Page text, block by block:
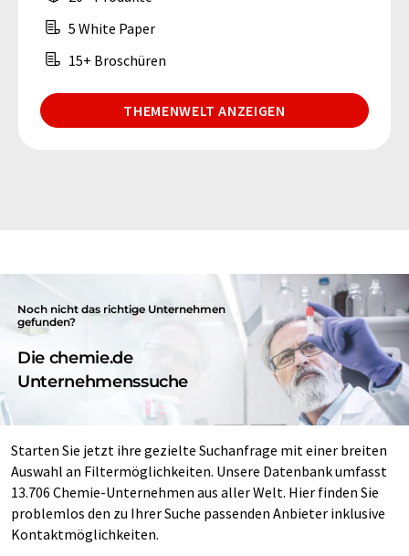
5 White Paper
15+ Broschüren
THEMENWELT ANZEIGEN
Noch nicht das richtige Unternehmen
gefunden?
Die chemie.de
Unternehmenssuche
Starten Sie jetzt ihre gezielte Suchanfrage mit einer breiten
Auswahl an Filtermöglichkeiten. Unsere Datenbank umfasst
13.706 Chemie-Unternehmen aus aller Welt. Hier finden Sie
problemlos den zu Ihrer Suche passenden Anbieter inklusive
Kontaktmöglichkeiten.